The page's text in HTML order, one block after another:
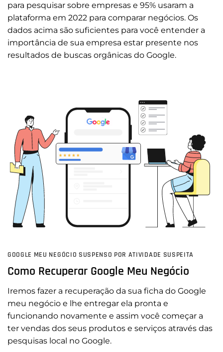
para pesquisar sobre empresas e 95% usaram a
plataforma em 2022 para comparar negócios. Os
dados acima são suficientes para você entender a
importância de sua empresa estar presente nos
resultados de buscas orgânicas do Google.
GOOGLE MEU NEGÓCIO SUSPENSO POR ATIVIDADE SUSPEITA
Como Recuperar Google Meu Negócio
Iremos fazer a recuperação da sua ficha do Google
meu negócio e lhe entregar ela pronta e
funcionando novamente e assim você começar a
ter vendas dos seus produtos e serviços através das
pesquisas local no Google.